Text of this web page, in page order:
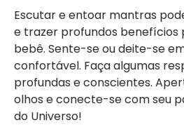
Escutar e entoar mantras
e trazer profundos benefícios
bebê. Sente-se ou deite-se
confortável. Faça algumas
profundas e conscientes.
olhos e conecte-se com seu
do Universo!